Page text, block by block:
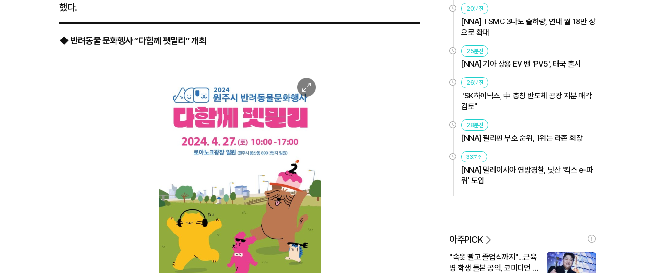
했다.
◆ 반려동물 문화행사 “다함께 펫밀리” 개최
이
미
확
대
20분전
[NNA] TSMC 3나노 출하량, 연내 월 18만 장
으로 확대
25분전
[NNA] 기아 상용 EV 밴 'PV5', 태국 출시
26분전
"SK하이닉스, 中 충칭 반도체 공장 지분 매각
검토"
28분전
[NNA] 필리핀 부호 순위, 1위는 라존 회장
33분전
[NNA] 말레이시아 연방경찰, 닛산 '킥스 e-파
워' 도입
아주PICK
"속옷 빨고 졸업식까지"…근육
병 학생 돌본 공익, 코미디언 김